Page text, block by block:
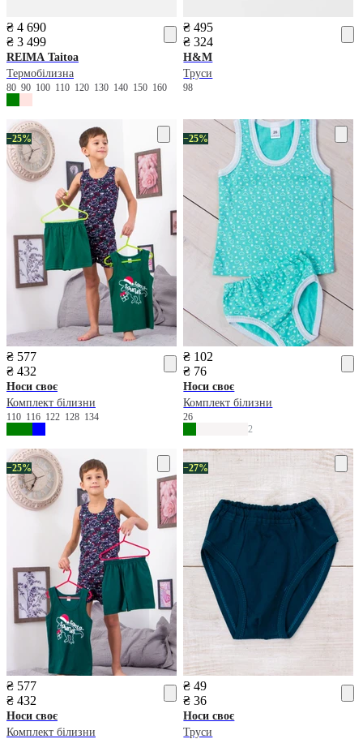
₴ 4 690
₴ 3 499
REIMA Taitoa
Термобілизна
80 90 100 110 120 130 140 150 160
₴ 495
₴ 324
H&M
Труси
98
−25%
₴ 577
₴ 432
Носи своє
Комплект білизни
110 116 122 128 134
−25%
₴ 102
₴ 76
Носи своє
Комплект білизни
26
2
−25%
₴ 577
₴ 432
Носи своє
Комплект білизни
−27%
₴ 49
₴ 36
Носи своє
Труси